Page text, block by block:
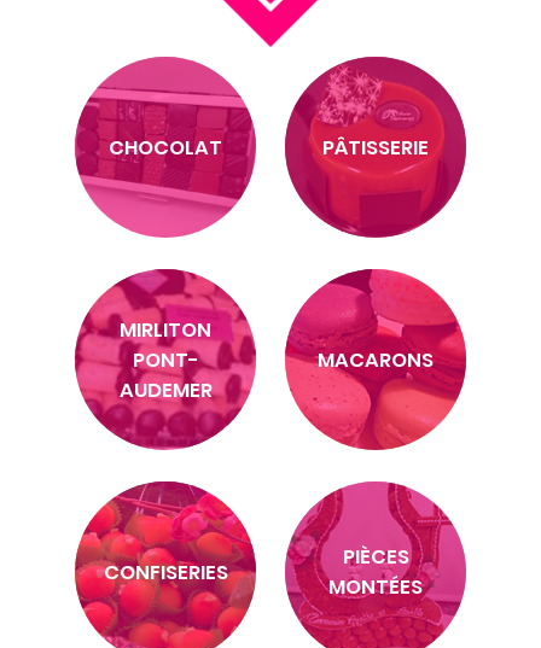
CHOCOLAT PÂTISSERIE
MIRLITON
PONT-
AUDEMER
MACARONS
CONFISERIES
PIÈCES
MONTÉES